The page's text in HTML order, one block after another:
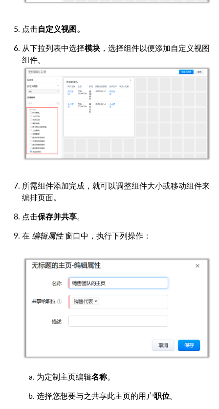
点击自定义视图。
从下拉列表中选择模块 ，选择组件以便添加自定义视图
组件。
所需组件添加完成，就可以调整组件大小或移动组件来
编排页面。
点击保存并共享。
在 编辑属性窗口中，执行下列操作：
为定制主页编辑名称。
选择您想要与之共享此主页的用户职位。